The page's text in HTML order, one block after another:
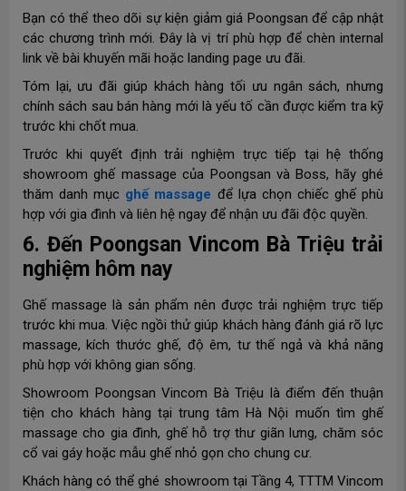
Bạn có thể theo dõi sự kiện giảm giá Poongsan để cập nhật
các chương trình mới. Đây là vị trí phù hợp để chèn internal
link về bài khuyến mãi hoặc landing page ưu đãi.
Tóm lại, ưu đãi giúp khách hàng tối ưu ngân sách, nhưng
chính sách sau bán hàng mới là yếu tố cần được kiểm tra kỹ
trước khi chốt mua.
Trước khi quyết định trải nghiệm trực tiếp tại hệ thống
showroom ghế massage của Poongsan và Boss, hãy ghé
thăm danh mục ghế massage để lựa chọn chiếc ghế phù
hợp với gia đình và liên hệ ngay để nhận ưu đãi độc quyền.
6. Đến Poongsan Vincom Bà Triệu trải
nghiệm hôm nay
Ghế massage là sản phẩm nên được trải nghiệm trực tiếp
trước khi mua. Việc ngồi thử giúp khách hàng đánh giá rõ lực
massage, kích thước ghế, độ êm, tư thế ngả và khả năng
phù hợp với không gian sống.
Showroom Poongsan Vincom Bà Triệu là điểm đến thuận
tiện cho khách hàng tại trung tâm Hà Nội muốn tìm ghế
massage cho gia đình, ghế hỗ trợ thư giãn lưng, chăm sóc
cổ vai gáy hoặc mẫu ghế nhỏ gọn cho chung cư.
Khách hàng có thể ghé showroom tại Tầng 4, TTTM Vincom